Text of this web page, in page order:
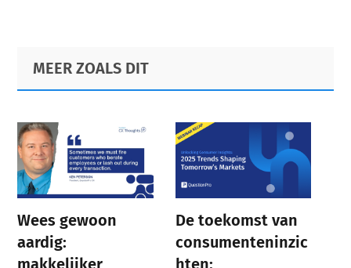
Primary
Sidebar
Footer
MEER ZOALS DIT
Wees gewoon
aardig:
makkelijker
De toekomst van
consumenteninzic
hten: